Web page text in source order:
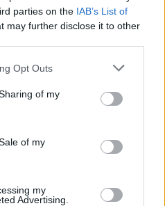
parties on the IAB’s List of
may further disclose it to other
uses one or more Google
behaviour. You may click to
and its third-party tags to
purposes in below Google
Opt Outs
of my
of my
my
Advertising.
σε διαδηλωτές στον
Φάμελλου